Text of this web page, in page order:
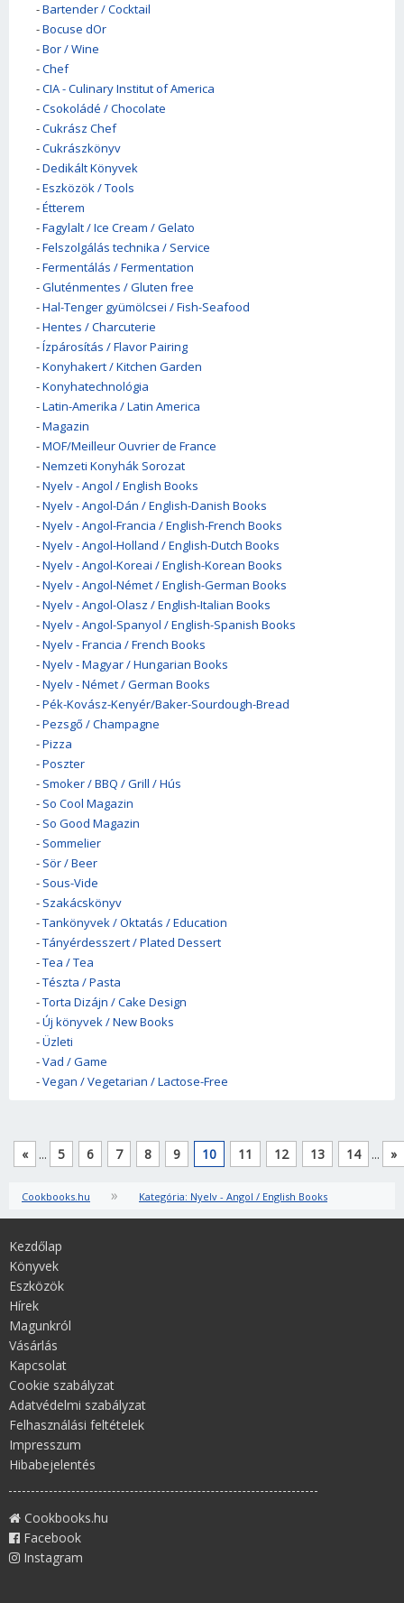
-Bartender / Cocktail
-Bocuse dOr
-Bor / Wine
-Chef
-CIA - Culinary Institut of America
-Csokoládé / Chocolate
-Cukrász Chef
-Cukrászkönyv
-Dedikált Könyvek
-Eszközök / Tools
-Étterem
-Fagylalt / Ice Cream / Gelato
-Felszolgálás technika / Service
-Fermentálás / Fermentation
-Gluténmentes / Gluten free
-Hal-Tenger gyümölcsei / Fish-Seafood
-Hentes / Charcuterie
-Ízpárosítás / Flavor Pairing
-Konyhakert / Kitchen Garden
-Konyhatechnológia
-Latin-Amerika / Latin America
-Magazin
-MOF/Meilleur Ouvrier de France
-Nemzeti Konyhák Sorozat
-Nyelv - Angol / English Books
-Nyelv - Angol-Dán / English-Danish Books
-Nyelv - Angol-Francia / English-French Books
-Nyelv - Angol-Holland / English-Dutch Books
-Nyelv - Angol-Koreai / English-Korean Books
-Nyelv - Angol-Német / English-German Books
-Nyelv - Angol-Olasz / English-Italian Books
-Nyelv - Angol-Spanyol / English-Spanish Books
-Nyelv - Francia / French Books
-Nyelv - Magyar / Hungarian Books
-Nyelv - Német / German Books
-Pék-Kovász-Kenyér/Baker-Sourdough-Bread
-Pezsgő / Champagne
-Pizza
-Poszter
- Smoker / BBQ / Grill / Hús
- So Cool Magazin
- So Good Magazin
- Sommelier
- Sör / Beer
- Sous-Vide
- Szakácskönyv
-Tankönyvek / Oktatás / Education
-Tányérdesszert / Plated Dessert
-Tea / Tea
-Tészta / Pasta
-Torta Dizájn / Cake Design
-Új könyvek / New Books
-Üzleti
-Vad / Game
-Vegan / Vegetarian / Lactose-Free
« ... 5 6 7 8 9 10 11 12 13 14 ... »
Cookbooks.hu » Kategória: Nyelv - Angol / English Books
Kezdőlap
Könyvek
Eszközök
Hírek
Magunkról
Vásárlás
Kapcsolat
Cookie szabályzat
Adatvédelmi szabályzat
Felhasználási feltételek
Impresszum
Hibabejelentés
Cookbooks.hu
Facebook
Instagram